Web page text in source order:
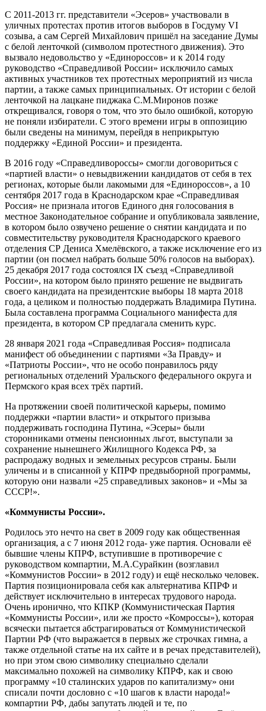
С 2011-2013 гг. представители «Эсеров» участвовали в
уличных протестах против итогов выборов в Госдуму VI
созыва, а сам Сергей Михайлович пришёл на заседание Думы
с белой ленточкой (символом протестного движения). Это
вызвало недовольство у «Единороссов» и к 2014 году
руководство «Справедливой России» исключило самых
активных участников тех протестных мероприятий из числа
партии, а также самых принципиальных. От истории с белой
ленточкой на лацкане пиджака С.М.Миронов позже
открещивался, говоря о том, что это было ошибкой, которую
не поняли избиратели. С этого времени игры в оппозицию
были сведены на минимум, перейдя в неприкрытую
поддержку «Единой России» и президента.
В 2016 году «Справедливороссы» смогли договориться с
«партией власти» о невыдвижении кандидатов от себя в тех
регионах, которые были лакомыми для «Единороссов», а 10
сентября 2017 года в Краснодарском крае «Справедливая
Россия» не признала итогов Единого дня голосования в
местное Законодательное собрание и опубликовала заявление,
в котором было озвучено решение о снятии кандидата и по
совместительству руководителя Краснодарского краевого
отделения СР Дениса Хмелёвского, а также исключение его из
партии (он посмел набрать больше 50% голосов на выборах).
25 декабря 2017 года состоялся IX съезд «Справедливой
России», на котором было принято решение не выдвигать
своего кандидата на президентские выборы 18 марта 2018
года, а целиком и полностью поддержать Владимира Путина.
Была составлена программа Социального манифеста для
президента, в котором СР предлагала сменить курс.
28 января 2021 года «Справедливая Россия» подписала
манифест об объединении с партиями «За Правду» и
«Патриоты России», что не особо понравилось ряду
региональных отделений Уральского федерального округа и
Пермского края всех трёх партий.
На протяжении своей политической карьеры, помимо
поддержки «партии власти» и открытого призыва
поддерживать господина Путина, «Эсеры» были
сторонниками отмены пенсионных льгот, выступали за
сохранение нынешнего Жилищного Кодекса РФ, за
распродажу водных и земельных ресурсов страны. Были
уличены и в списанной у КПРФ предвыборной программы,
которую они назвали «25 справедливых законов» и «Мы за
СССР!».
«Коммунисты России».
Родилось это нечто на свет в 2009 году как общественная
организация, а с 7 июня 2012 года- уже партия. Основали её
бывшие члены КПРФ, вступившие в противоречие с
руководством компартии, М.А.Сурайкин (возглавил
«Коммунистов России» в 2012 году) и ещё несколько человек.
Партия позиционировала себя как альтернатива КПРФ и
действует исключительно в интересах трудового народа.
Очень иронично, что КПКР (Коммунистическая Партия
«Коммунисты России», или же просто «Комроссы»), которая
всячески пытается абстрагироваться от Коммунистической
Партии РФ (что выражается в первых же строчках гимна, а
также отдельной статье на их сайте и в речах представителей),
но при этом свою символику специально сделали
максимально похожей на символику КПРФ, как и свою
программу «10 сталинских ударов по капитализму» они
списали почти дословно с «10 шагов к власти народа!»
компартии РФ, дабы запутать людей и те, по